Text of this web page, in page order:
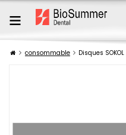
consommable Disques